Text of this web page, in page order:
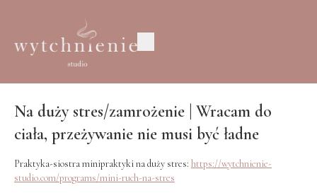
Na duży stres/zamrożenie | Wracam do
ciała, przeżywanie nie musi być ładne
Praktyka-siostra minipraktyki na duży stres: https://wytchnienie-
studio.com/programs/mini-ruch-na-stres